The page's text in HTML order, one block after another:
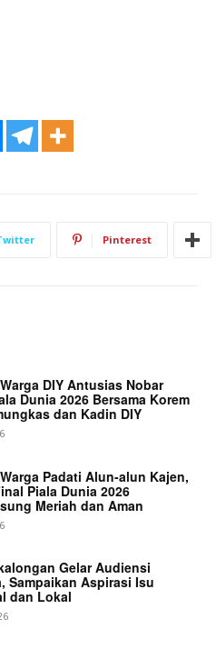
Pinterest
DIY Antusias Nobar
Dunia 2026 Bersama Korem
dan Kadin DIY
Padati Alun-alun Kajen,
Piala Dunia 2026
Meriah dan Aman
Gelar Audiensi
Sampaikan Aspirasi Isu
dan Lokal